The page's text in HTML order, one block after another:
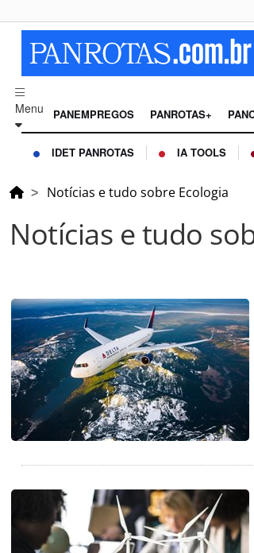
Menu PANEMPREGOS PANROTAS+
IDET PANROTAS IA TOOLS
Notícias e tudo sobre Ecologia
Notícias e tudo